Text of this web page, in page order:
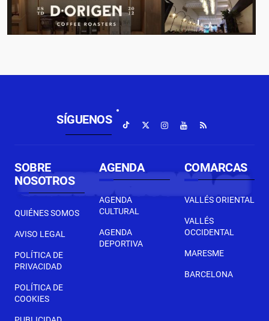
SÍGUENOS
SOBRE
NOSOTROS
QUIÉNES SOMOS
AVISO LEGAL
POLÍTICA DE
PRIVACIDAD
POLÍTICA DE
COOKIES
AGENDA
AGENDA
CULTURAL
AGENDA
DEPORTIVA
COMARCAS
VALLÉS ORIENTAL
VALLÉS
OCCIDENTAL
MARESME
BARCELONA